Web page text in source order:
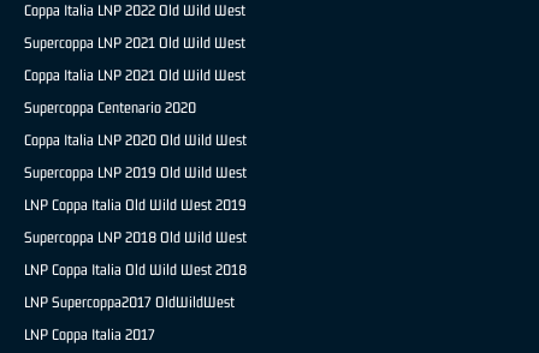
Coppa Italia LNP 2022 Old Wild West
Supercoppa LNP 2021 Old Wild West
Coppa Italia LNP 2021 Old Wild West
Supercoppa Centenario 2020
Coppa Italia LNP 2020 Old Wild West
Supercoppa LNP 2019 Old Wild West
LNP Coppa Italia Old Wild West 2019
Supercoppa LNP 2018 Old Wild West
LNP Coppa Italia Old Wild West 2018
LNP Supercoppa2017 OldWildWest
LNP Coppa Italia 2017